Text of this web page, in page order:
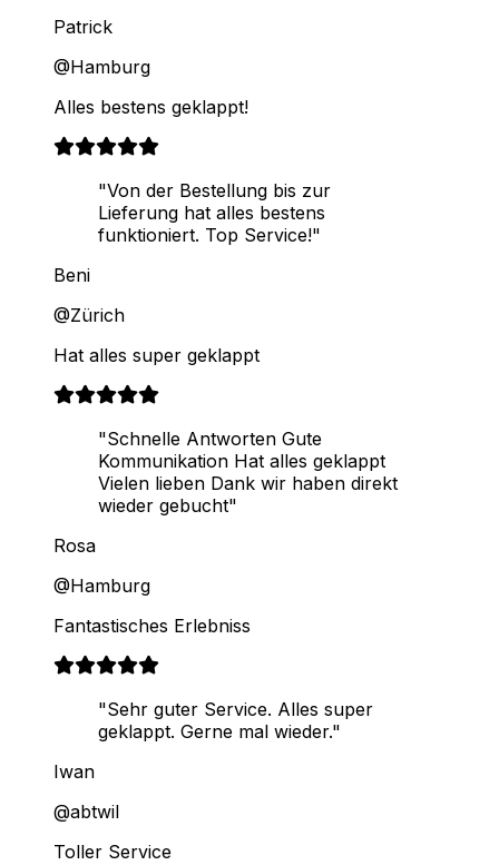
Patrick
@Hamburg
Alles bestens geklappt!
"Von der Bestellung bis zur
Lieferung hat alles bestens
funktioniert. Top Service!"
Beni
@Zürich
Hat alles super geklappt
"Schnelle Antworten Gute
Kommunikation Hat alles geklappt
Vielen lieben Dank wir haben direkt
wieder gebucht"
Rosa
@Hamburg
Fantastisches Erlebniss
"Sehr guter Service. Alles super
geklappt. Gerne mal wieder."
Iwan
@abtwil
Toller Service